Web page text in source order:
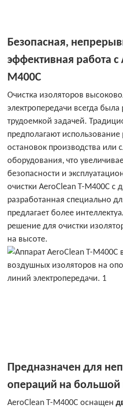
Безопасная,
эффективная работа с
M400C
Очистка изоляторов
электропередачи всегда
трудоемкой задачей.
предполагают использование
остановок производства или
оборудования, что
безопасности и
очистки AeroClean T-M400C
разработанная специально
предлагает более
решение для очистки
на высоте.
Предназначен для
операций на большой
AeroClean T-M400C оснащен